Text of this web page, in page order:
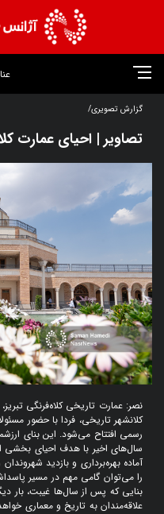
گزارش تصویری/
تصاویر | احیای عمارت
نصر: عمارت تاریخی کلاه‌فرنگی
کلانشهر تاریخی، فردا با حضور
رسمی افتتاح می‌شود. این بنای
سال‌های اخیر با هدف احیای بخشی
آماده بهره‌برداری و بازدید
را می‌توان گامی مهم در مسیر
بنایی که پس از سال‌ها غیبت، بار
علاقه‌مندان به تاریخ و معماری